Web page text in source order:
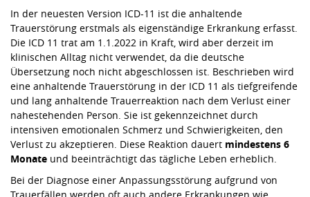
In der neuesten Version ICD-11 ist die anhaltende
Trauerstörung erstmals als eigenständige Erkrankung erfasst.
Die ICD 11 trat am 1.1.2022 in Kraft, wird aber derzeit im
klinischen Alltag nicht verwendet, da die deutsche
Übersetzung noch nicht abgeschlossen ist. Beschrieben wird
eine anhaltende Trauerstörung in der ICD 11 als tiefgreifende
und lang anhaltende Trauerreaktion nach dem Verlust einer
nahestehenden Person. Sie ist gekennzeichnet durch
intensiven emotionalen Schmerz und Schwierigkeiten, den
Verlust zu akzeptieren. Diese Reaktion dauert mindestens 6
Monate und beeinträchtigt das tägliche Leben erheblich.
Bei der Diagnose einer Anpassungsstörung aufgrund von